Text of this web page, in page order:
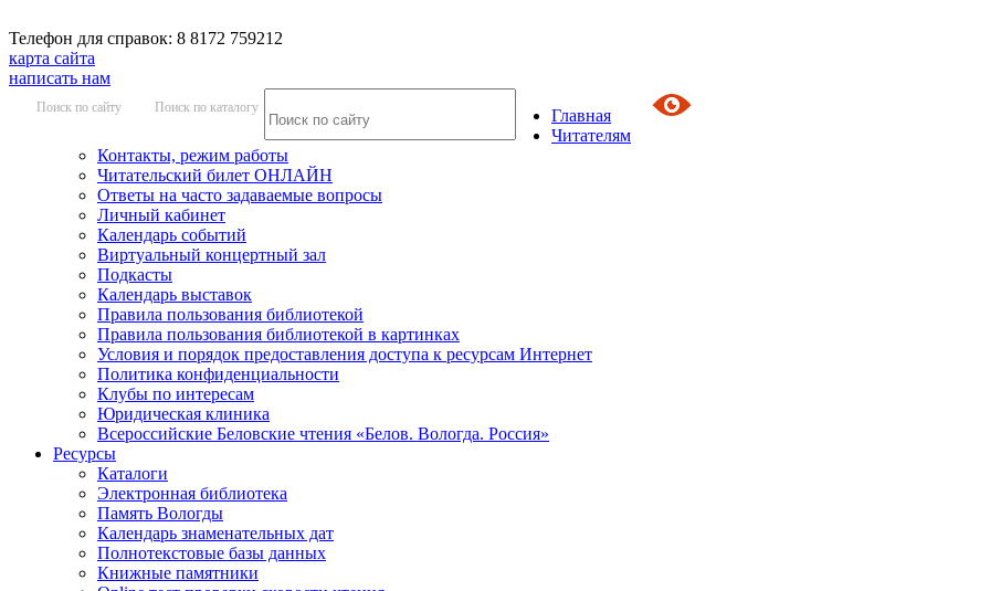
Телефон для справок: 8 8172 759212
карта сайта
написать нам
Поиск по сайту Поиск по каталогу
Главная
Читателям
Контакты, режим работы
Читательский билет ОНЛАЙН
Ответы на часто задаваемые вопросы
Личный кабинет
Календарь событий
Виртуальный концертный зал
Подкасты
Календарь выставок
Правила пользования библиотекой
Правила пользования библиотекой в картинках
Условия и порядок предоставления доступа к ресурсам Интернет
Политика конфиденциальности
Клубы по интересам
Юридическая клиника
Всероссийские Беловские чтения «Белов. Вологда. Россия»
Ресурсы
Каталоги
Электронная библиотека
Память Вологды
Календарь знаменательных дат
Полнотекстовые базы данных
Книжные памятники